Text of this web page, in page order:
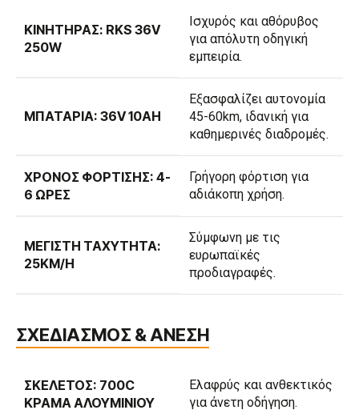
ΚΙΝΗΤΉΡΑΣ: RKS 36V
250W
Ισχυρός και αθόρυβος
για απόλυτη οδηγική
εμπειρία.
ΜΠΑΤΑΡΊΑ: 36V 10AH
Εξασφαλίζει αυτονομία
45-60km, ιδανική για
καθημερινές διαδρομές.
ΧΡΌΝΟΣ ΦΌΡΤΙΣΗΣ: 4-
6 ΏΡΕΣ
Γρήγορη φόρτιση για
αδιάκοπη χρήση.
ΜΈΓΙΣΤΗ ΤΑΧΎΤΗΤΑ:
25KM/H
Σύμφωνη με τις
ευρωπαϊκές
προδιαγραφές.
ΣΧΕΔΙΑΣΜΟΣ & ΑΝΕΣΗ
ΣΚΕΛΕΤΌΣ: 700C
ΚΡΆΜΑ ΑΛΟΥΜΙΝΊΟΥ
Ελαφρύς και ανθεκτικός
για άνετη οδήγηση.